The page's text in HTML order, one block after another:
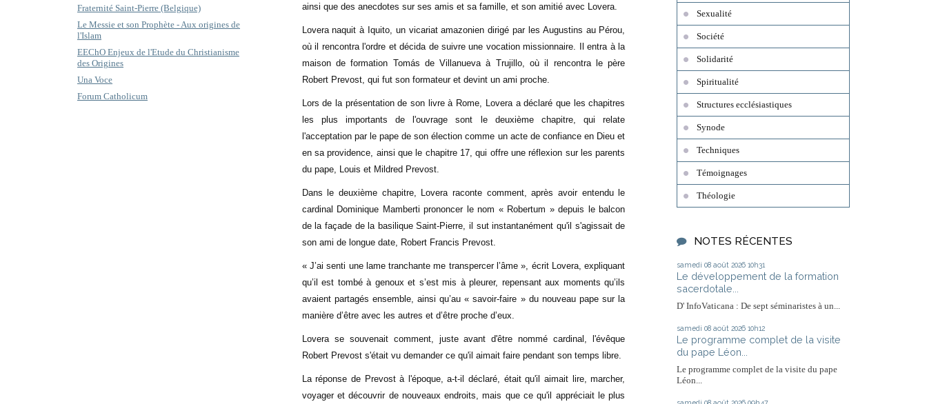
Fraternité Saint-Pierre (Belgique)
Le Messie et son Prophète - Aux origines de
l'Islam
EEChO Enjeux de l'Etude du Christianisme
des Origines
Una Voce
Forum Catholicum
ainsi que des anecdotes sur ses amis et sa famille, et son amitié avec Lovera.
Lovera naquit à Iquito, un vicariat amazonien dirigé par les Augustins au Pérou,
où il rencontra l'ordre et décida de suivre une vocation missionnaire. Il entra à la
maison de formation Tomás de Villanueva à Trujillo, où il rencontra le père
Robert Prevost, qui fut son formateur et devint un ami proche.
Lors de la présentation de son livre à Rome, Lovera a déclaré que les chapitres
les plus importants de l'ouvrage sont le deuxième chapitre, qui relate
l'acceptation par le pape de son élection comme un acte de confiance en Dieu et
en sa providence, ainsi que le chapitre 17, qui offre une réflexion sur les parents
du pape, Louis et Mildred Prevost.
Dans le deuxième chapitre, Lovera raconte comment, après avoir entendu le
cardinal Dominique Mamberti prononcer le nom « Robertum » depuis le balcon
de la façade de la basilique Saint-Pierre, il sut instantanément qu'il s'agissait de
son ami de longue date, Robert Francis Prevost.
« J’ai senti une lame tranchante me transpercer l’âme », écrit Lovera, expliquant
qu’il est tombé à genoux et s’est mis à pleurer, repensant aux moments qu’ils
avaient partagés ensemble, ainsi qu’au « savoir-faire » du nouveau pape sur la
manière d’être avec les autres et d’être proche d’eux.
Lovera se souvenait comment, juste avant d'être nommé cardinal, l'évêque
Robert Prevost s'était vu demander ce qu'il aimait faire pendant son temps libre.
La réponse de Prevost à l'époque, a-t-il déclaré, était qu'il aimait lire, marcher,
voyager et découvrir de nouveaux endroits, mais que ce qu'il appréciait le plus
Sexualité
Société
Solidarité
Spiritualité
Structures ecclésiastiques
Synode
Techniques
Témoignages
Théologie
NOTES RÉCENTES
samedi 08 août 2026 10h31
Le développement de la formation
sacerdotale...
D' InfoVaticana : De sept séminaristes à un...
samedi 08 août 2026 10h12
Le programme complet de la visite
du pape Léon...
Le programme complet de la visite du pape
Léon...